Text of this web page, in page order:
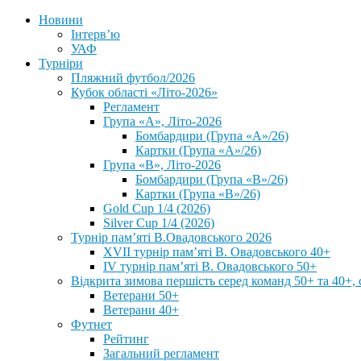
Новини
Інтерв’ю
УАФ
Турніри
Пляжний футбол/2026
Кубок області «Літо-2026»
Регламент
Група «А», Літо-2026
Бомбардири (Група «А»/26)
Картки (Група «А»/26)
Група «В», Літо-2026
Бомбардири (Група «В»/26)
Картки (Група «В»/26)
Gold Cup 1/4 (2026)
Silver Cup 1/4 (2026)
Турнір пам’яті В.Овадовського 2026
XVII турнір пам’яті В. Овадовського 40+
IV турнір пам’яті В. Овадовського 50+
Відкрита зимова першість серед команд 50+ та 40+,
Ветерани 50+
Ветерани 40+
Футнет
Рейтинг
Загальний регламент